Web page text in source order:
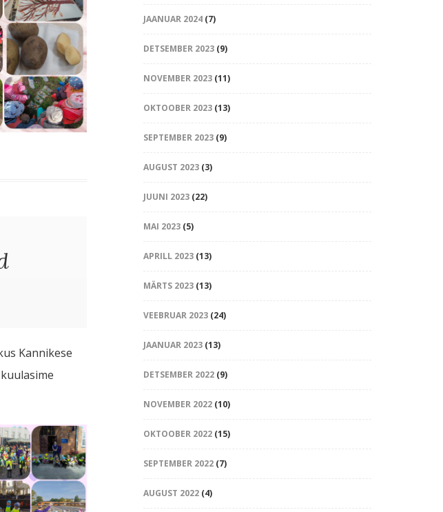
Kannikese
JAANUAR 2024(7)
DETSEMBER 2023(9)
NOVEMBER 2023(11)
OKTOOBER 2023(13)
SEPTEMBER 2023(9)
AUGUST 2023(3)
JUUNI 2023(22)
MAI 2023(5)
APRILL 2023(13)
MÄRTS 2023(13)
VEEBRUAR 2023(24)
JAANUAR 2023(13)
DETSEMBER 2022(9)
NOVEMBER 2022(10)
OKTOOBER 2022(15)
SEPTEMBER 2022(7)
AUGUST 2022(4)